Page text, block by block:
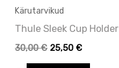
Kärutarvikud
Thule Sleek Cup Holder
30,00€ 25,50€